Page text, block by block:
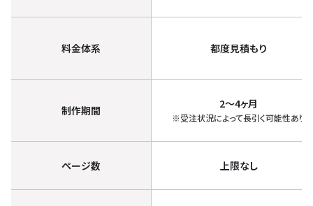
較
料金体系 都度見積もり
制作期間 2〜4ヶ月
※受注状況によって長引く可能性あり
ページ数 上限なし